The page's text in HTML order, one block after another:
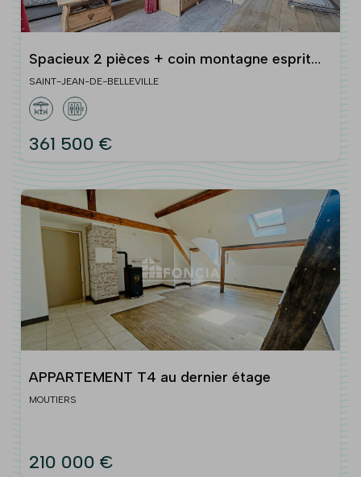
Spacieux 2 pièces + coin montagne esprit
chalet à 50m des pistes
SAINT-JEAN-DE-BELLEVILLE
361 500 €
APPARTEMENT T4 au dernier étage
MOUTIERS
210 000 €